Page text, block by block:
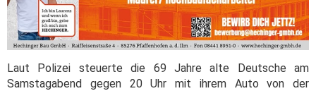
Laut Polizei steuerte die 69 Jahre alte Deutsche am
Samstagabend gegen 20 Uhr mit ihrem Auto von der